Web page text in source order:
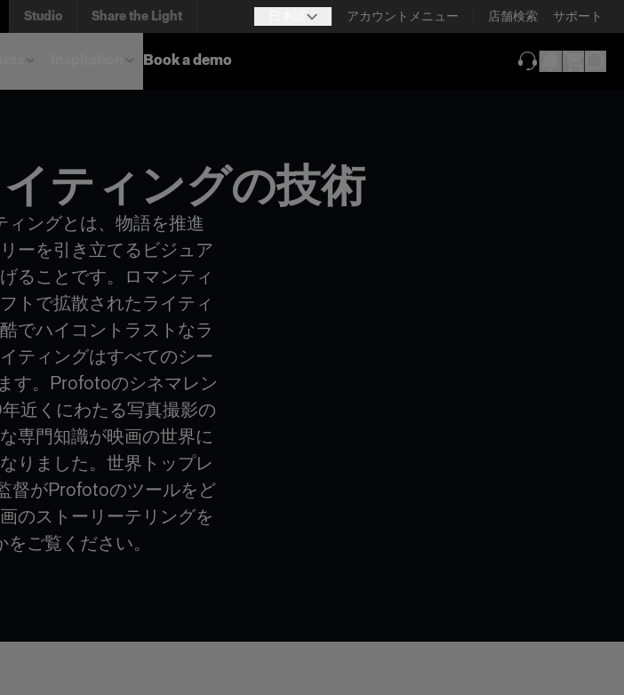
Studio Share the Light アカウントメニュー 店舗検索 サポート
Book a demo
ティングの技術
ィングとは、物語を推進
ーを引き立てるビジュア
ることです。ロマンティ
トで拡散されたライティ
でハイコントラストなラ
ティングはすべてのシー
す。Profotoのシネマレン
近くにわたる写真撮影の
専門知識が映画の世界に
りました。世界トップレ
督がProfotoのツールをど
のストーリーテリングを
ご覧ください。